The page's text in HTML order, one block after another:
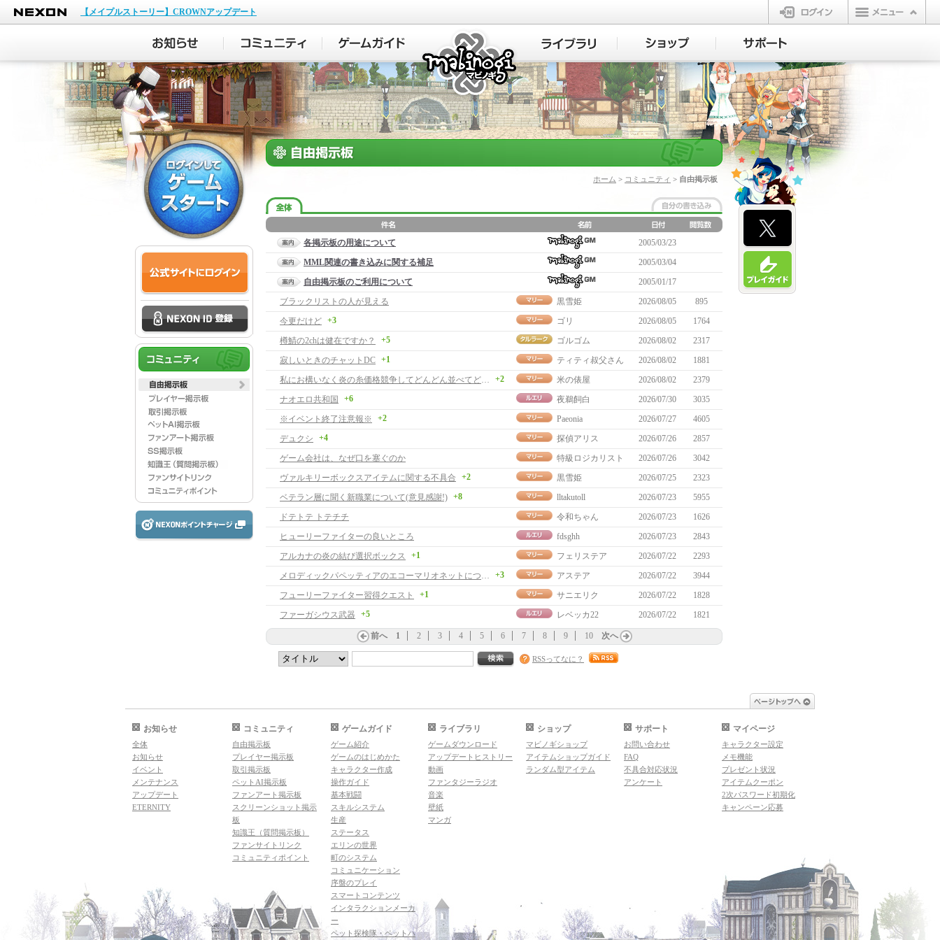
NEXON
【メイプルストーリー】CROWNアップデート
ログイン
マビノギ
ホーム > コミュニティ > 自由掲示板
各掲示板の用途について
2005/03/23
MML関連の書き込みに関する補足
2005/03/04
自由掲示板のご利用について
2005/01/17
ブラックリストの人が見える
黒雪姫 2026/08/05
895
今更だけど +3 ゴリ 2026/08/05
1764
樽鯖の2chは健在ですか？
+5 ゴルゴム 2026/08/02
2317
寂しいときのチャットDC +1 ティティ叔父さん 2026/08/02
1881
私にお構いなく炎の糸価格競争してどんどん並べてどうぞ。
+2 米の俵屋 2026/08/02
2379
ナオエロ共和国
+6 夜鵜飼白 2026/07/30
3035
※イベント終了注意報※
+2 Paeonia 2026/07/27
4605
デュクシ
+4 探偵アリス 2026/07/26
2857
ゲーム会社は、なぜ口を塞ぐのか
特級ロジカリスト 2026/07/26
3042
ヴァルキリーボックスアイテムに関する不具合
+2 黒雪姫 2026/07/25
2323
ベテラン層に聞く新職業について(意見感謝!) +8 lltakutoll 2026/07/23
5955
ドテトテ トテチチ
令和ちゃん 2026/07/23
1626
ヒューリーファイターの良いところ
fdsghh 2026/07/23
2843
アルカナの炎の結び選択ボックス
+1 フェリステア 2026/07/22
2293
メロディックパペッティアのエコーマリオネットについて
+3 アステア 2026/07/22
3944
フューリーファイター習得クエスト
+1 サニエリク 2026/07/22
1828
ファーガシウス武器
+5 レベッカ22 2026/07/22 1821
前へ 1 2 3 4 5 6 7 8 9 10 次へ
RSSってなに？
お知らせ
全体
お知らせ
イベント
メンテナンス
アップデート
ETERNITY
コミュニティ
自由掲示板
プレイヤー掲示板
取引掲示板
ペットAI掲示板
ファンアート掲示板
スクリーンショット掲示
板
知識王（質問掲示板）
ファンサイトリンク
コミュニティポイント
ゲームガイド
ゲーム紹介
ゲームのはじめかた
キャラクター作成
操作ガイド
基本戦闘
スキルシステム
生産
ステータス
エリンの世界
町のシステム
コミュニケーション
序盤のプレイ
スマートコンテンツ
インタラクションメーカ
ー
ペット探検隊・ペットハ
ライブラリ
ゲームダウンロード
アップデートヒストリー
動画
ファンタジーラジオ
音楽
壁紙
マンガ
ショップ
マビノギショップ
アイテムショップガイド
ランダム型アイテム
サポート
お問い合わせ
FAQ
不具合対応状況
アンケート
マイページ
キャラクター設定
メモ機能
プレゼント状況
アイテムクーポン
2次パスワード初期化
キャンペーン応募